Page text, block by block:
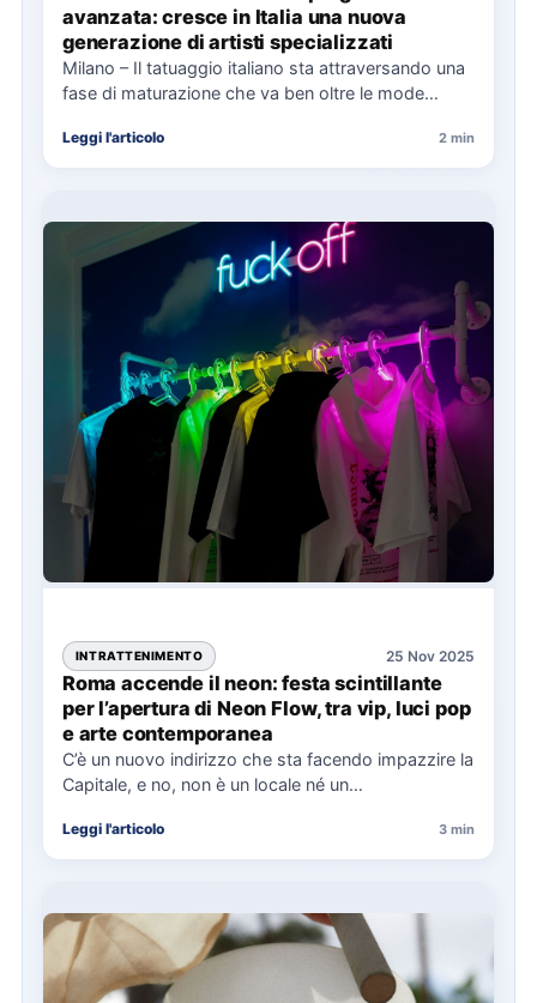
avanzata: cresce in Italia una nuova
generazione di artisti specializzati
Milano – Il tatuaggio italiano sta attraversando una
fase di maturazione che va ben oltre le mode
Leggi l'articolo 2 min
INTRATTENIMENTO 25 Nov 2025
Roma accende il neon: festa scintillante
per l’apertura di Neon Flow, tra vip, luci pop
e arte contemporanea
C’è un nuovo indirizzo che sta facendo impazzire la
Capitale, e no, non è un locale né un…
Leggi l'articolo 3 min